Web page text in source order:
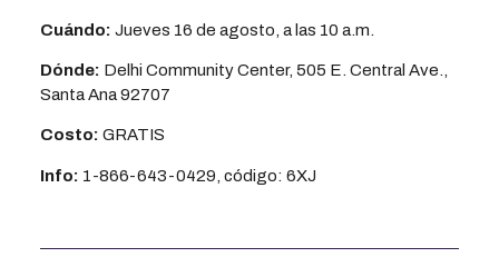
Cuándo: Jueves 16 de agosto, a las 10 a.m.
Dónde: Delhi Community Center, 505 E. Central Ave.,
Santa Ana 92707
Costo: GRATIS
Info: 1-866-643-0429, código: 6XJ